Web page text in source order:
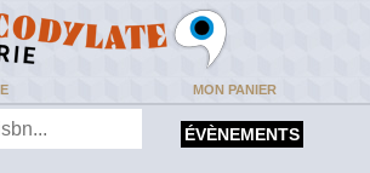
MON PANIER
ÉVÈNEMENTS